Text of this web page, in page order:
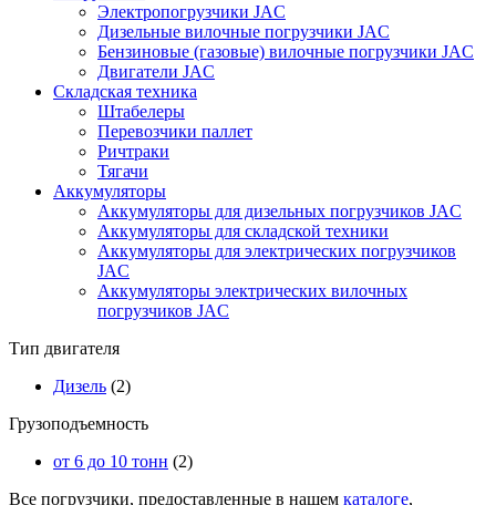
Электропогрузчики JAC
Дизельные вилочные погрузчики JAC
Бензиновые (газовые) вилочные погрузчики JAC
Двигатели JAC
Складская техника
Штабелеры
Перевозчики паллет
Ричтраки
Тягачи
Аккумуляторы
Аккумуляторы для дизельных погрузчиков JAC
Аккумуляторы для складской техники
Аккумуляторы для электрических погрузчиков
JAC
Аккумуляторы электрических вилочных
погрузчиков JAC
Тип двигателя
Дизель (2)
Грузоподъемность
от 6 до 10 тонн (2)
Все погрузчики, предоставленные в нашем каталоге,